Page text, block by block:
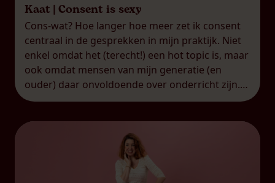
Kaat | Consent is sexy
Cons-wat? Hoe langer hoe meer zet ik consent
centraal in de gesprekken in mijn praktijk. Niet
enkel omdat het (terecht!) een hot topic is, maar
ook omdat mensen van mijn generatie (en
ouder) daar onvoldoende over onderricht zijn.
Veel van mijn leeftijdsgenoten weten niet echt